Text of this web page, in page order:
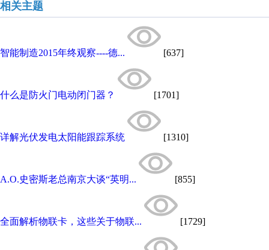
相关主题
智能制造2015年终观察----德... [637]
什么是防火门电动闭门器？ [1701]
详解光伏发电太阳能跟踪系统 [1310]
A.O.史密斯老总南京大谈“英明... [855]
全面解析物联卡，这些关于物联... [1729]